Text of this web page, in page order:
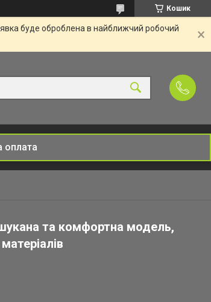
Кошик
буде оброблена в найближчий робочий
оплата
та комфортна модель,